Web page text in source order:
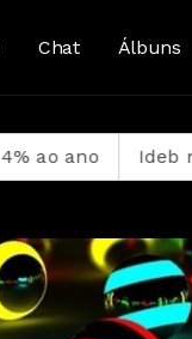
Chat Álbuns
Ideb mostra